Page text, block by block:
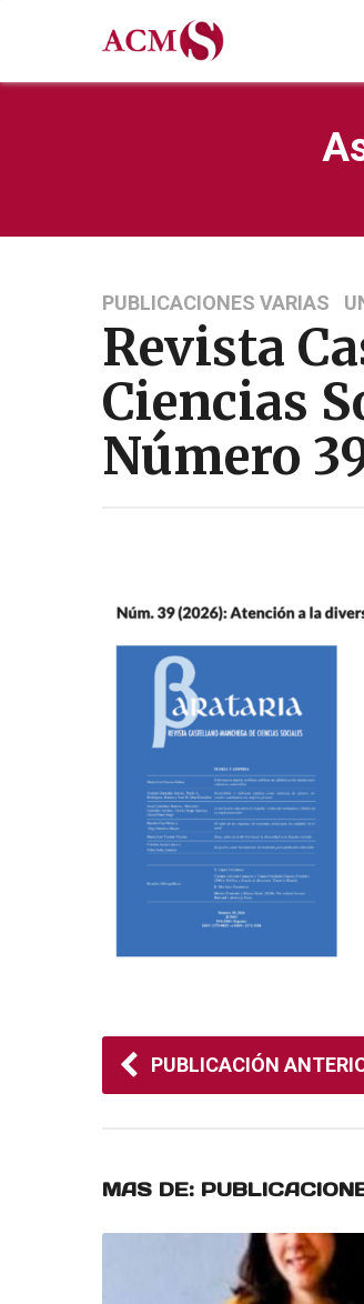
PUBLICACIONES VARIAS
Revista
Ciencias
Número
PUBLICACIÓN
MAS DE: